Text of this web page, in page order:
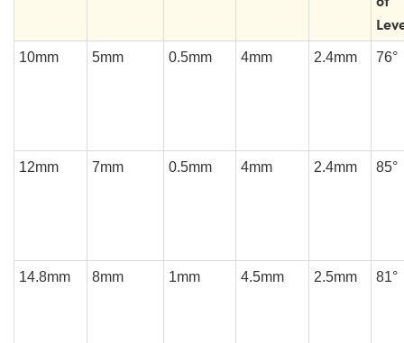
10mm 5mm 0.5mm 4mm 2.4mm 76°
12mm 7mm 0.5mm 4mm 2.4mm 85°
14.8mm 8mm 1mm 4.5mm 2.5mm 81°